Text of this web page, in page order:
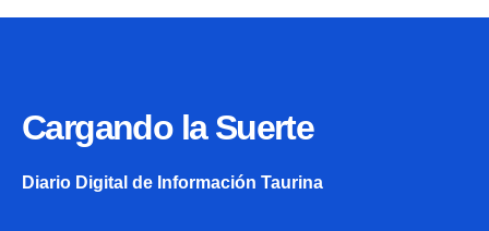
Cargando la Suerte
Diario Digital de Información Taurina